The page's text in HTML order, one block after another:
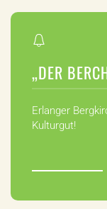
„DER
Erlanger
Kulturgut!